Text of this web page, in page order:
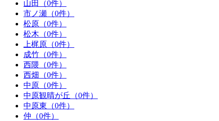
山田（0件）
市ノ瀬（0件）
松原（0件）
松木（0件）
上梶原（0件）
成竹（0件）
西隈（0件）
西畑（0件）
中原（0件）
中原観晴が丘（0件）
中原東（0件）
仲（0件）